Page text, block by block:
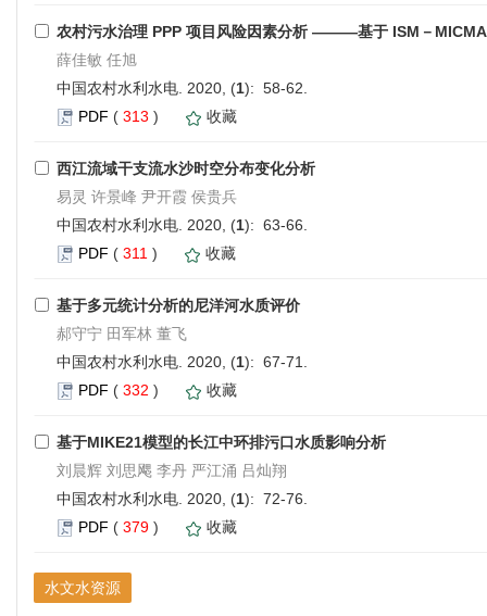
农村污水治理 PPP 项目风险因素分析 ———基于 ISM－
薛佳敏 任旭
中国农村水利水电. 2020, (1): 58-62.
PDF ( 313 ) 收藏
西江流域干支流水沙时空分布变化分析
易灵 许景峰 尹开霞 侯贵兵
中国农村水利水电. 2020, (1): 63-66.
PDF ( 311 ) 收藏
基于多元统计分析的尼洋河水质评价
郝守宁 田军林 董飞
中国农村水利水电. 2020, (1): 67-71.
PDF ( 332 ) 收藏
基于MIKE21模型的长江中环排污口水质影响分析
刘晨辉 刘思飔 李丹 严江涌 吕灿翔
中国农村水利水电. 2020, (1): 72-76.
PDF ( 379 ) 收藏
水文水资源